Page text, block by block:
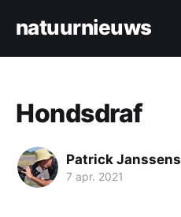
natuurnieuws
Hondsdraf
Patrick Janssens
7 apr. 2021